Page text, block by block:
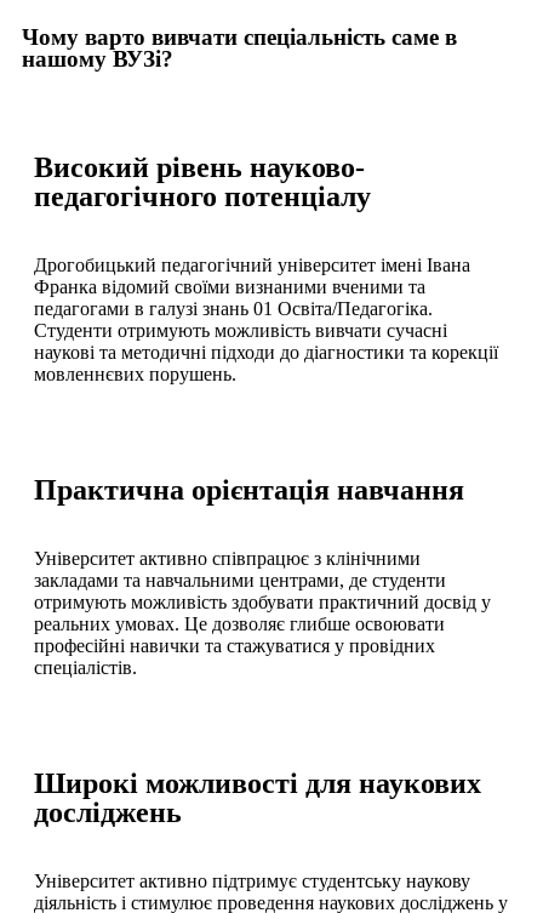
Чому варто вивчати спеціальність саме в
нашому ВУЗі?
Високий рівень науково-
педагогічного потенціалу
Дрогобицький педагогічний університет імені Івана
Франка відомий своїми визнаними вченими та
педагогами в галузі знань 01 Освіта/Педагогіка.
Студенти отримують можливість вивчати сучасні
наукові та методичні підходи до діагностики та корекції
мовленнєвих порушень.
Практична орієнтація навчання
Університет активно співпрацює з клінічними
закладами та навчальними центрами, де студенти
отримують можливість здобувати практичний досвід у
реальних умовах. Це дозволяє глибше освоювати
професійні навички та стажуватися у провідних
спеціалістів.
Широкі можливості для наукових
досліджень
Університет активно підтримує студентську наукову
діяльність і стимулює проведення наукових досліджень у